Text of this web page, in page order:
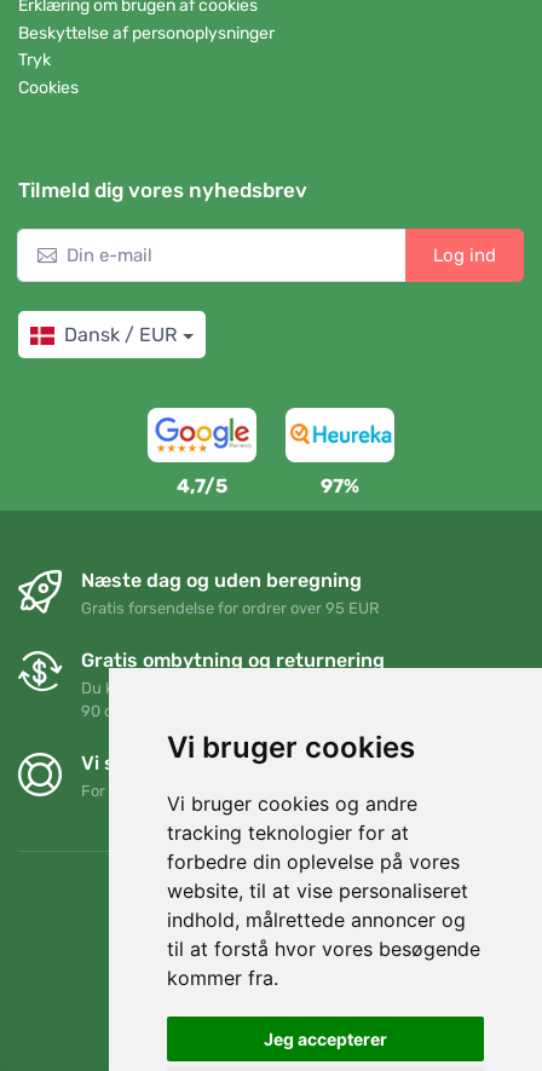
Vi bruger cookies
Vi bruger cookies og andre
tracking teknologier for at
forbedre din oplevelse på vores
website, til at vise personaliseret
indhold, målrettede annoncer og
til at forstå hvor vores besøgende
kommer fra.
Jeg accepterer
Erklæring om brugen af cookies
Beskyttelse af personoplysninger
Tryk
Cookies
Tilmeld dig vores nyhedsbrev
Log ind
Dansk / EUR
4,7/5 97%
Næste dag og uden beregning
Gratis forsendelse for ordrer over 95 EUR
Gratis ombytning og returnering
Du kan returnere eller bytte din ordre når som helst inden for
90 dage
Vi støtter Trees.org
For hver ordre planter vi et træ! Læs mere